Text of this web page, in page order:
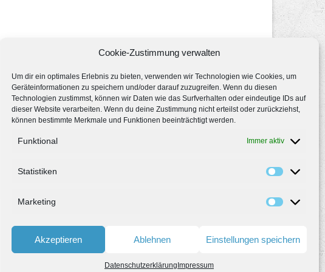
Cookie-Zustimmung verwalten
Um dir ein optimales Erlebnis zu bieten, verwenden wir Technologien wie Cookies, um
Geräteinformationen zu speichern und/oder darauf zuzugreifen. Wenn du diesen
Technologien zustimmst, können wir Daten wie das Surfverhalten oder eindeutige IDs auf
dieser Website verarbeiten. Wenn du deine Zustimmung nicht erteilst oder zurückziehst,
können bestimmte Merkmale und Funktionen beeinträchtigt werden.
Funktional Immer aktiv
Statistiken
Marketing
Akzeptieren Ablehnen Einstellungen speichern
Datenschutzerklärung Impressum